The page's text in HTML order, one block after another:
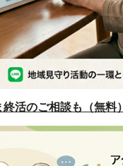
活のご相談も（無料）